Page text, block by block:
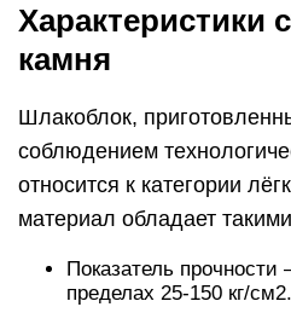
Характеристики
камня
Шлакоблок,
соблюдением
относится к категории
материал обладает
Показатель
пределах 25-150 кг/см2.